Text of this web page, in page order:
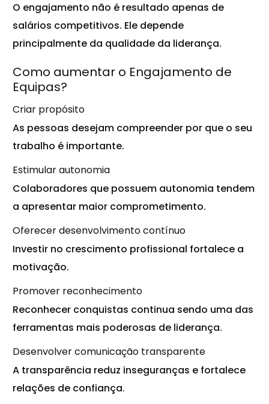
O engajamento não é resultado apenas de
salários competitivos. Ele depende
principalmente da qualidade da liderança.
Como aumentar o Engajamento de
Equipas?
Criar propósito
As pessoas desejam compreender por que o seu
trabalho é importante.
Estimular autonomia
Colaboradores que possuem autonomia tendem
a apresentar maior comprometimento.
Oferecer desenvolvimento contínuo
Investir no crescimento profissional fortalece a
motivação.
Promover reconhecimento
Reconhecer conquistas continua sendo uma das
ferramentas mais poderosas de liderança.
Desenvolver comunicação transparente
A transparência reduz inseguranças e fortalece
relações de confiança.